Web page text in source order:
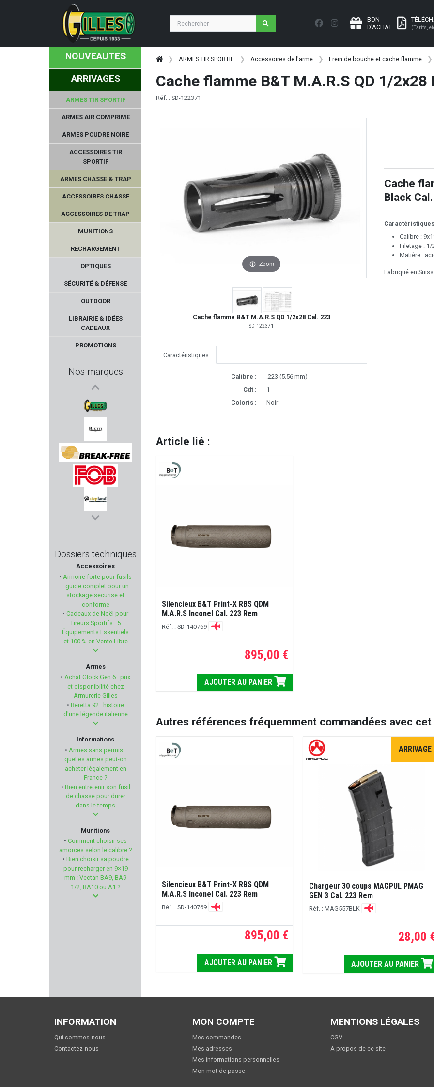
BON
D'ACHAT
(Tarifs,
NOUVEAUTES
ARRIVAGES
ARMES TIR SPORTIF
ARMES AIR COMPRIME
ARMES POUDRE NOIRE
ACCESSOIRES TIR
SPORTIF
ARMES CHASSE & TRAP
ACCESSOIRES CHASSE
ACCESSOIRES DE TRAP
MUNITIONS
RECHARGEMENT
OPTIQUES
SÉCURITÉ & DÉFENSE
OUTDOOR
LIBRAIRIE & IDÉES
CADEAUX
PROMOTIONS
Nos marques
RWS
Armurerie GILLES
RIETTI
BREAK FREE
FOB
STEPLAND
WEENECT
MAUSER
KING COBRA
KHAN ARMS
VOERE
BORNER
BRENNEKE
COPPERBEAR
SELLIER & BELLOT
GEISSELE AUTOMATICS
MEGALINE
BLACK BEASTS
TOKAREV
Dossiers techniques
Accessoires
• Armoire forte pour fusils
: guide complet pour un
stockage sécurisé et
conforme
• Cadeaux de Noël pour
Tireurs Sportifs : 5
Équipements Essentiels
et 100 % en Vente Libre
Armes
• Achat Glock Gen 6 : prix
et disponibilité chez
Armurerie Gilles
• Beretta 92 : histoire
d'une légende italienne
Informations
• Armes sans permis :
quelles armes peut-on
acheter légalement en
France ?
• Bien entretenir son fusil
de chasse pour durer
dans le temps
Munitions
• Comment choisir ses
amorces selon le calibre ?
• Bien choisir sa poudre
pour recharger en 9×19
mm : Vectan BA9, BA9
1/2, BA10 ou A1 ?
ARMES TIR SPORTIF Accessoires de l'arme Frein de bouche et cache flamme
Cache flamme B&T M.A.R.S QD 1/2x28
Réf. : SD-122371
Zoom
Cache flamme B&T M.A.R.S QD 1/2x28 Cal. 223
SD-122371
Caractéristiques
Calibre :
.223 (5.56 mm)
Cdt :
1
Coloris :
Noir
Cache
Black
Calibre :
Filetage : 1/
Matière :
Fabriqué en
Article lié :
Silencieux B&T Print-X RBS QDM
M.A.R.S Inconel Cal. 223 Rem
Réf. : SD-140769
895,00 €
AJOUTER AU PANIER
Autres références fréquemment commandées avec
Silencieux B&T Print-X RBS QDM
M.A.R.S Inconel Cal. 223 Rem
Réf. : SD-140769
895,00 €
AJOUTER AU PANIER
ARRIVAGE
Chargeur 30 coups MAGPUL PMAG
GEN 3 Cal. 223 Rem
Réf. : MAG557BLK
28,00
AJOUTER AU PANIER
INFORMATION
Qui sommes-nous
Contactez-nous
MON COMPTE
Mes commandes
Mes adresses
Mes informations personnelles
Mon mot de passe
MENTIONS LÉGALES
CGV
A propos de ce site